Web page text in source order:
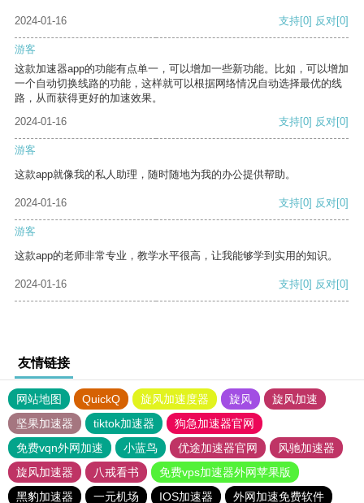
2024-01-16 支持[0] 反对[0]
游客
这款加速器app的功能有点单一，可以增加一些新功能。比如，可以增加
一个自动切换线路的功能，这样就可以根据网络情况自动选择最优的线
路，从而获得更好的加速效果。
2024-01-16
支持[0] 反对[0]
游客
这款app就像我的私人助理，随时随地为我的办公提供帮助。
2024-01-16 支持[0] 反对[0]
游客
这款app的老师非常专业，教学水平很高，让我能够学到实用的知识。
2024-01-16 支持[0] 反对[0]
友情链接
网站地图 QuickQ 旋风加速度器 旋风
旋风加速
坚果加速器
tiktok加速器
狗急加速器官网
免费vqn外网加速
小蓝鸟 优途加速器官网
风驰加速器
旋风加速器
八戒看书
免费vps加速器外网苹果版
黑豹加速器
一元机场 IOS加速器 外网加速免费软件